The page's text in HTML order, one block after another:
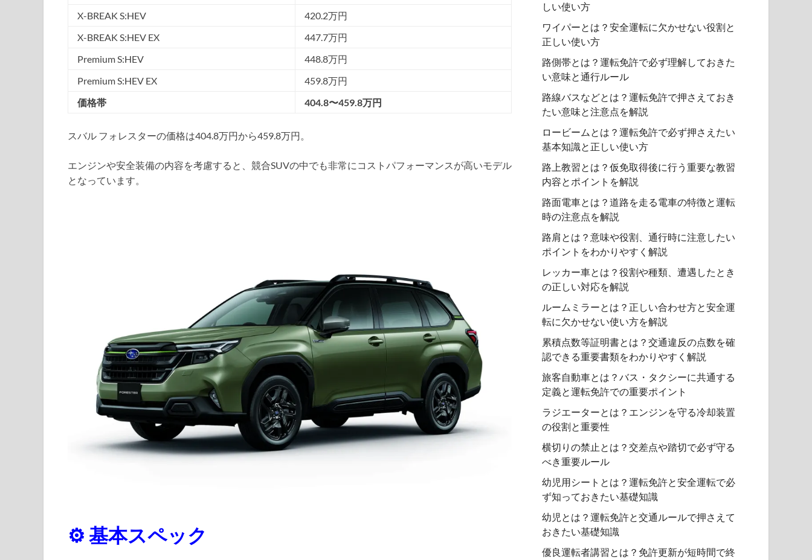
X-BREAK S:HEV
420.2万円
X-BREAK S:HEV EX
447.7万円
Premium S:HEV
448.8万円
Premium S:HEV EX
459.8万円
価格帯
404.8〜459.8万円
スバル フォレスターの価格は404.8万円から459.8万円。
エンジンや安全装備の内容を考慮すると、競合SUVの中でも非常にコストパフォーマンスが高いモデル
となっています。
⚙ 基本スペック
しい使い方
ワイパーとは？安全運転に欠かせない役割と
正しい使い方
路側帯とは？運転免許で必ず理解しておきた
い意味と通行ルール
路線バスなどとは？運転免許で押さえておき
たい意味と注意点を解説
ロービームとは？運転免許で必ず押さえたい
基本知識と正しい使い方
路上教習とは？仮免取得後に行う重要な教習
内容とポイントを解説
路面電車とは？道路を走る電車の特徴と運転
時の注意点を解説
路肩とは？意味や役割、通行時に注意したい
ポイントをわかりやすく解説
レッカー車とは？役割や種類、遭遇したとき
の正しい対応を解説
ルームミラーとは？正しい合わせ方と安全運
転に欠かせない使い方を解説
累積点数等証明書とは？交通違反の点数を確
認できる重要書類をわかりやすく解説
旅客自動車とは？バス・タクシーに共通する
定義と運転免許での重要ポイント
ラジエーターとは？エンジンを守る冷却装置
の役割と重要性
横切りの禁止とは？交差点や踏切で必ず守る
べき重要ルール
幼児用シートとは？運転免許と安全運転で必
ず知っておきたい基礎知識
幼児とは？運転免許と交通ルールで押さえて
おきたい基礎知識
優良運転者講習とは？免許更新が短時間で終